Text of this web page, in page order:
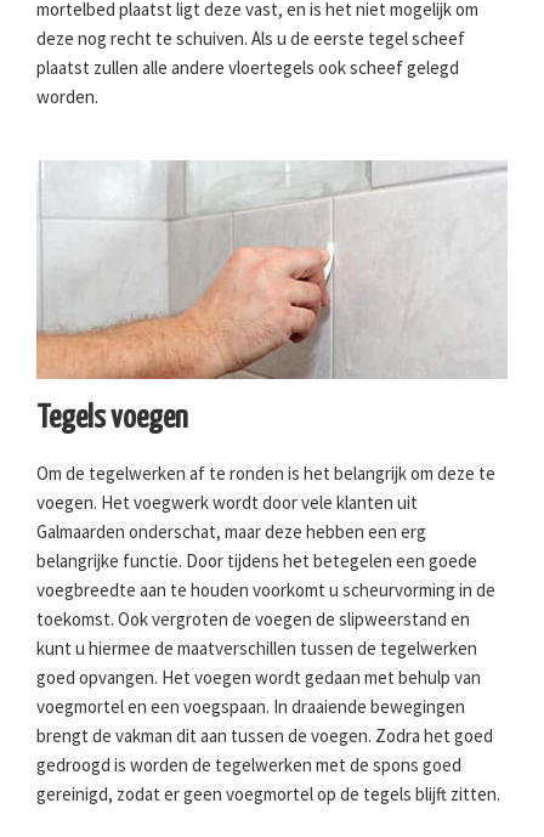
mortelbed plaatst ligt deze vast, en is het niet mogelijk om
deze nog recht te schuiven. Als u de eerste tegel scheef
plaatst zullen alle andere vloertegels ook scheef gelegd
worden.
Tegels voegen
Om de tegelwerken af te ronden is het belangrijk om deze te
voegen. Het voegwerk wordt door vele klanten uit
Galmaarden onderschat, maar deze hebben een erg
belangrijke functie. Door tijdens het betegelen een goede
voegbreedte aan te houden voorkomt u scheurvorming in de
toekomst. Ook vergroten de voegen de slipweerstand en
kunt u hiermee de maatverschillen tussen de tegelwerken
goed opvangen. Het voegen wordt gedaan met behulp van
voegmortel en een voegspaan. In draaiende bewegingen
brengt de vakman dit aan tussen de voegen. Zodra het goed
gedroogd is worden de tegelwerken met de spons goed
gereinigd, zodat er geen voegmortel op de tegels blijft zitten.